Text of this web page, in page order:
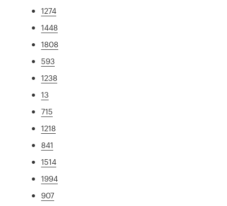
1274
1448
1808
593
1238
13
715
1218
841
1514
1994
907